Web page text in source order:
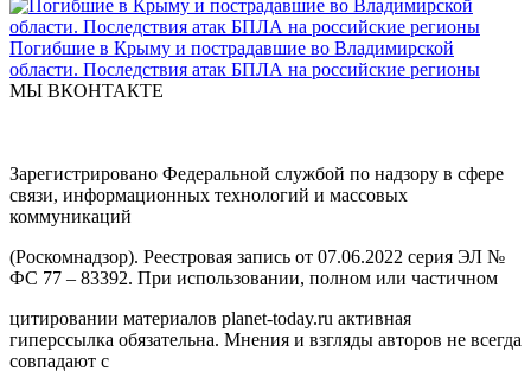
Погибшие в Крыму и пострадавшие во Владимирской
области. Последствия атак БПЛА на российские регионы
МЫ ВКОНТАКТЕ
Зарегистрировано Федеральной службой по надзору в сфере
связи, информационных технологий и массовых
коммуникаций
(Роскомнадзор). Реестровая запись от 07.06.2022 серия ЭЛ №
ФС 77 – 83392. При использовании, полном или частичном
цитировании материалов planet-today.ru активная
гиперссылка обязательна. Мнения и взгляды авторов не всегда
совпадают с